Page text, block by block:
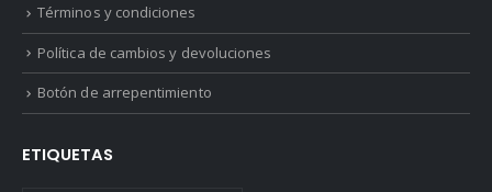
Términos y condiciones
Política de cambios y devoluciones
Botón de arrepentimiento
ETIQUETAS